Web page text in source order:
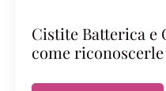
Cistite Batterica e
come